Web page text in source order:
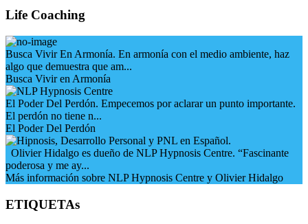
Life Coaching
Busca Vivir En Armonía. En armonía con el medio ambiente, haz
algo que demuestra que am...
Busca Vivir en Armonía
El Poder Del Perdón. Empecemos por aclarar un punto importante.
El perdón no tiene n...
El Poder Del Perdón
Olivier Hidalgo es dueño de NLP Hypnosis Centre. “Fascinante
poderosa y me ay...
Más información sobre NLP Hypnosis Centre y Olivier Hidalgo
ETIQUETAs